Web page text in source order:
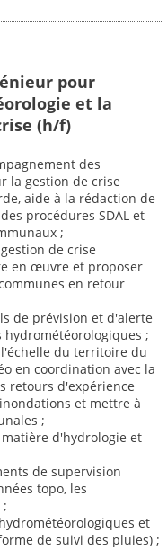
pour
et la
(h/f)
des
la gestion de crise
aide à la rédaction de
procédures SDAL et
;
de crise
en œuvre et proposer
en retour
de prévision et d'alerte
hydrométéorologiques ;
du territoire du
en coordination avec la
retours d'expérience
et mettre à
;
d'hydrologie et
de supervision
topo, les
et
de suivi des pluies) ;